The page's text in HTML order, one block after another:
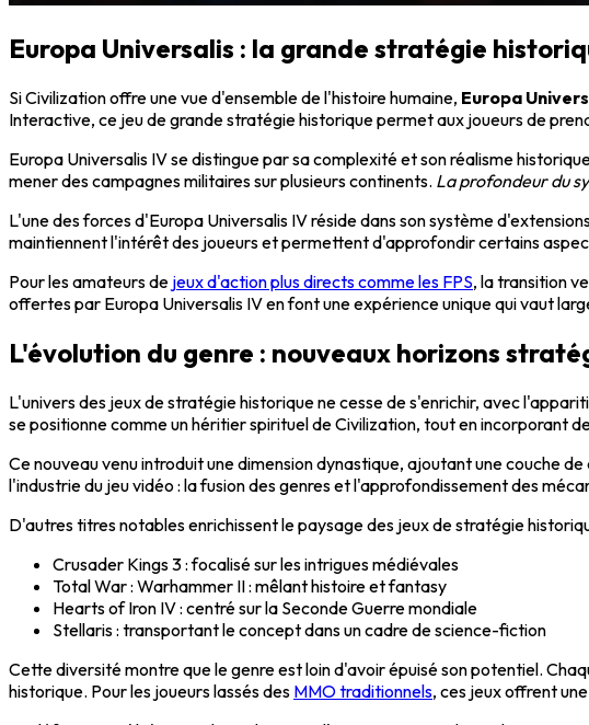
Europa Universalis : la grande stratégie
Si Civilization offre une vue d'ensemble de l'histoire humaine, Europa
Interactive, ce jeu de grande stratégie historique permet aux joueurs de
Europa Universalis IV se distingue par sa complexité et son réalisme
mener des campagnes militaires sur plusieurs continents. La profondeur du
L'une des forces d'Europa Universalis IV réside dans son système
maintiennent l'intérêt des joueurs et permettent d'approfondir certains
Pour les amateurs de jeux d'action plus directs comme les FPS, la transition
offertes par Europa Universalis IV en font une expérience unique qui vaut
L'évolution du genre : nouveaux horizons
L'univers des jeux de stratégie historique ne cesse de s'enrichir, avec
se positionne comme un héritier spirituel de Civilization, tout en incorporant
Ce nouveau venu introduit une dimension dynastique, ajoutant une couche
l'industrie du jeu vidéo : la fusion des genres et l'approfondissement des
D'autres titres notables enrichissent le paysage des jeux de stratégie
Crusader Kings 3 : focalisé sur les intrigues médiévales
Total War : Warhammer II : mêlant histoire et fantasy
Hearts of Iron IV : centré sur la Seconde Guerre mondiale
Stellaris : transportant le concept dans un cadre de science-fiction
Cette diversité montre que le genre est loin d'avoir épuisé son potentiel.
historique. Pour les joueurs lassés des MMO traditionnels, ces jeux offrent